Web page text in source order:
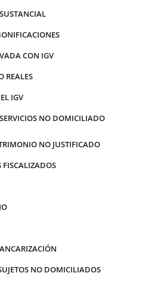
CON IGV
REALES
IGV
NO DOMICILIADO
NO JUSTIFICADO
NO DOMICILIADOS